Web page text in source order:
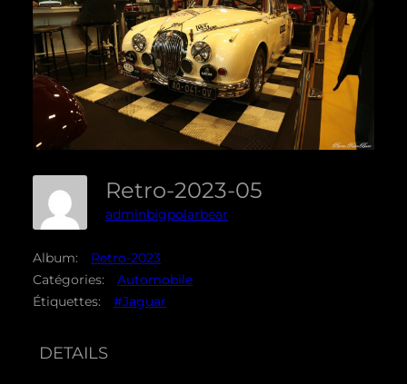
Retro-2023-05
adminbigpolarbear
Album:
Retro-2023
Catégories:
Automobile
Étiquettes:
#Jaguar
DETAILS